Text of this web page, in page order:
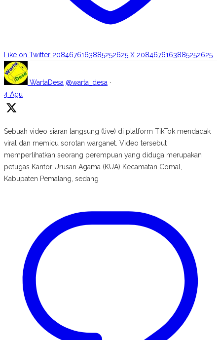
Like on Twitter 2084676163885252625 X 2084676163885252625
WartaDesa @warta_desa ·
4 Agu
Sebuah video siaran langsung (live) di platform TikTok mendadak
viral dan memicu sorotan warganet. Video tersebut
memperlihatkan seorang perempuan yang diduga merupakan
petugas Kantor Urusan Agama (KUA) Kecamatan Comal,
Kabupaten Pemalang, sedang